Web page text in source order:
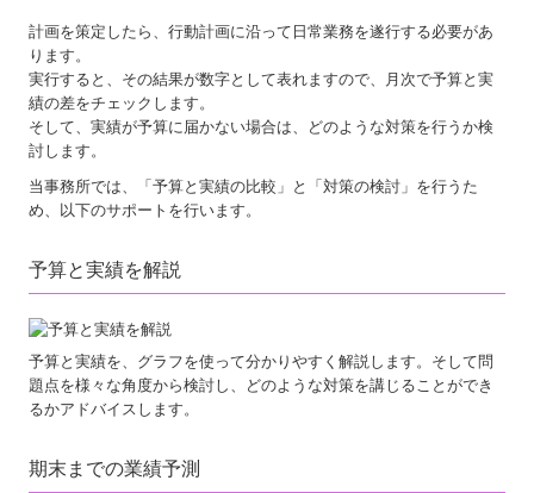
計画を策定したら、行動計画に沿って日常業務を遂行する必要があ
ります。
実行すると、その結果が数字として表れますので、月次で予算と実
績の差をチェックします。
そして、実績が予算に届かない場合は、どのような対策を行うか検
討します。
当事務所では、「予算と実績の比較」と「対策の検討」を行うた
め、以下のサポートを行います。
予算と実績を解説
予算と実績を、グラフを使って分かりやすく解説します。そして問
題点を様々な角度から検討し、どのような対策を講じることができ
るかアドバイスします。
期末までの業績予測